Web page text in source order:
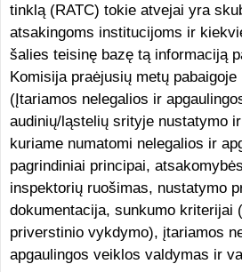
tinklą (RATC) tokie atvejai yra
atsakingoms institucijoms ir
šalies teisinę bazę tą informaciją
Komisija praėjusių metų pabaigoje
(Įtariamos nelegalios ir
audinių/ląstelių srityje nustatymo
kuriame numatomi nelegalios ir
pagrindiniai principai,
inspektorių ruošimas, nustatymo
dokumentacija, sunkumo kriterijai
priverstinio vykdymo), įtariamos
apgaulingos veiklos valdymas ir